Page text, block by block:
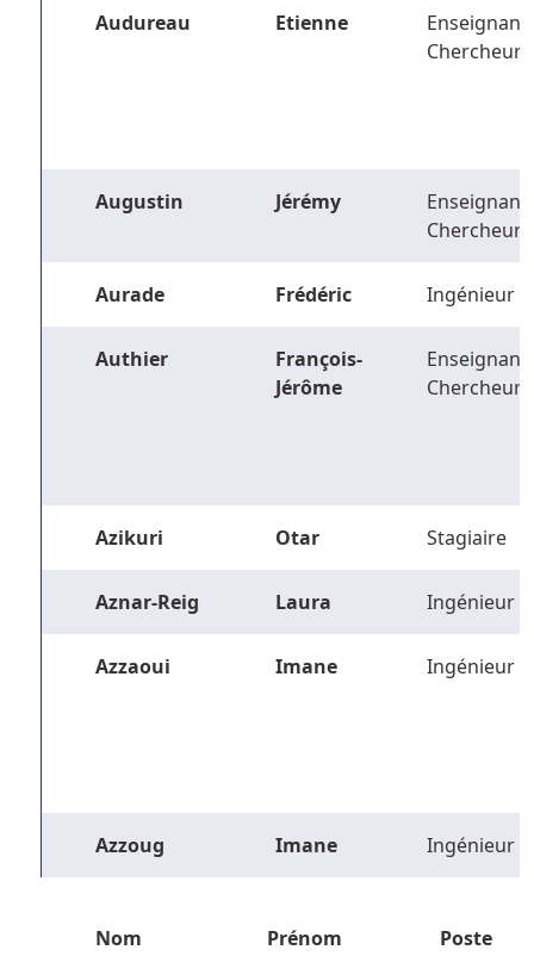
Audureau Etienne
Enseignant-
Chercheur
Augustin Jérémy
Enseignant-
Chercheur
Aurade Frédéric Ingénieur
Authier
François-
Jérôme
Enseignant-
Chercheur
Azikuri Otar Stagiaire
Aznar-Reig Laura Ingénieur
Azzaoui Imane Ingénieur
Azzoug Imane Ingénieur
Nom Prénom Poste